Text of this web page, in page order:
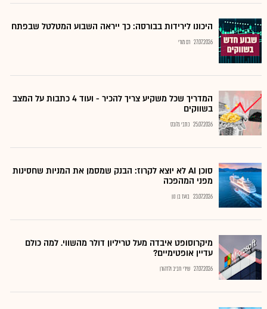
היכונו לירידות בבורסה: כך ייראה השבוע המטלטל שבפתח
27.07.2026 רם מורי
המדריך שכל משקיע צריך להכיר - ועוד 4 כתבות על המצב
בשווקים
25.07.2026 כתבי גלובס
סוכן AI לא יוצא לקרוז: הבנק שמסמן את המניות שחסינות
מפני המהפכה
23.07.2026 בועז בן נון
מיקרוסופט איבדה מעל טריליון דולר מהשווי. למה כולם
עדיין אופטימיים?
27.07.2026 שירי חביב ולדהורן